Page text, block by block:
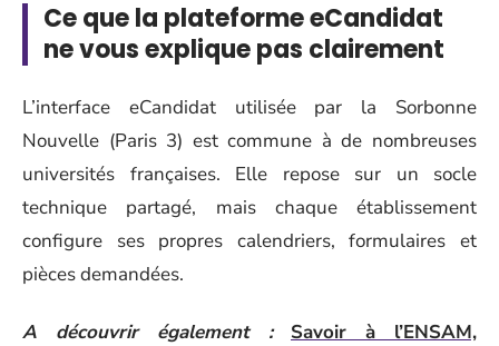
Ce que la plateforme eCandidat
ne vous explique pas clairement
L’interface eCandidat utilisée par la Sorbonne
Nouvelle (Paris 3) est commune à de nombreuses
universités françaises. Elle repose sur un socle
technique partagé, mais chaque établissement
configure ses propres calendriers, formulaires et
pièces demandées.
A découvrir également :
Savoir à l’ENSAM,